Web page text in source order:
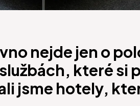
nejde jen o
které si
jsme hotely,